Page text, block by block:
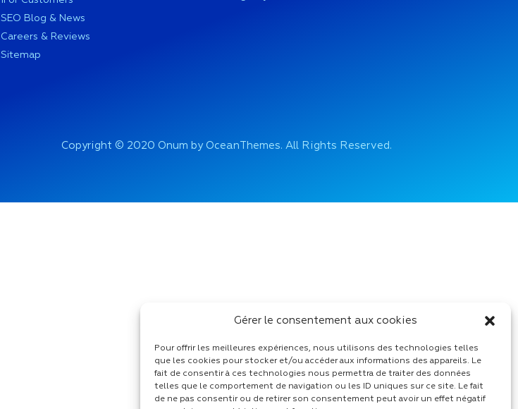
Gérer le consentement aux cookies
Pour offrir les meilleures expériences, nous utilisons des technologies telles
que les cookies pour stocker et/ou accéder aux informations des appareils. Le
fait de consentir à ces technologies nous permettra de traiter des données
telles que le comportement de navigation ou les ID uniques sur ce site. Le fait
de ne pas consentir ou de retirer son consentement peut avoir un effet négatif
SEO Blog & News
Careers & Reviews
Sitemap
Copyright © 2020 Onum by OceanThemes. All Rights Reserved.